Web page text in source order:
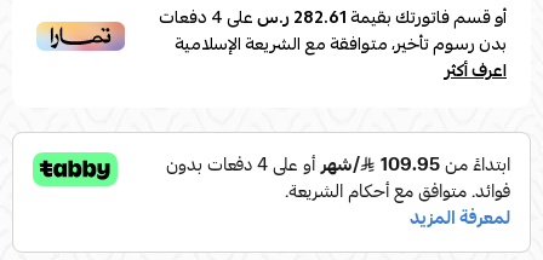
أو قسم فاتورتك بقيمة282.61 ر.س على4دفعات
بدون رسوم تأخير، متوافقة مع الشريعة الإسلامية
اعرف أكثر